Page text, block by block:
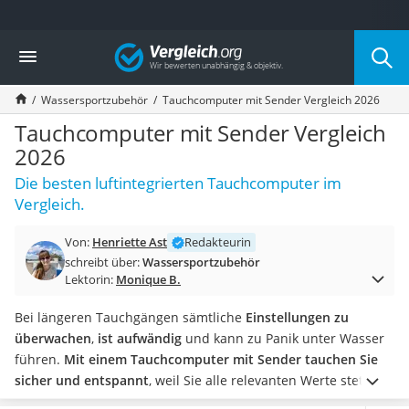
Die beliebtesten Vergleiche nach Kategorie
Freizeit & Sport
Gartentrampolin
Trampolin
Metalldetektor
Eufab-Fahrradträger
Trampolin 366 cm
Fahrradschloss
Aluminium-Koffer
Air Bike
E-Bike-Dreirad
Trekkingschuhe Herren
Reisetasche mit Rollen
Klimmzugstation
Koffer
Nachtsichtgerät
Faltschloss
Vergleich
Wassersportzubehör Tauchcomputer mit Sender Vergleich 2026
Tauchcomputer mit Sender Vergleich
2026
Die besten luftintegrierten Tauchcomputer im
Vergleich.
Von: Henriette Ast
Redakteurin
schreibt über:Wassersportzubehör
Lektorin: Monique B.
Bei längeren Tauchgängen sämtliche Einstellungen zu
überwachen, ist aufwändig und kann zu Panik unter Wasser
führen. Mit einem Tauchcomputer mit Sender tauchen Sie
sicher und entspannt, weil Sie alle relevanten Werte stets im
Blick haben. Dieserwarnt bei Unregelmäßigkeitenoderzeigt